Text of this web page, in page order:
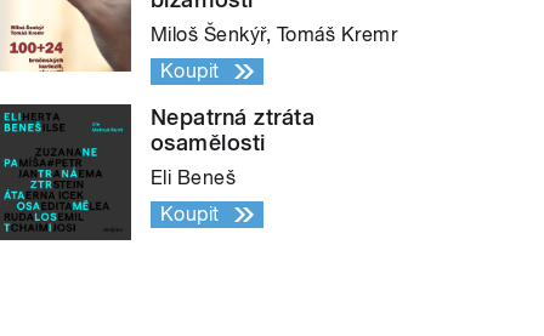
Miloš Šenkýř, Tomáš Kremr
Koupit
Nepatrná ztráta
osamělosti
Eli Beneš
Koupit